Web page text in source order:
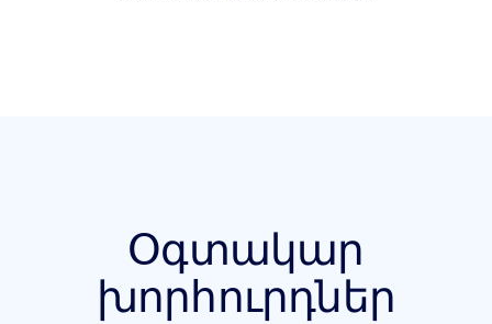
Օգտակար
խորհուրդներ